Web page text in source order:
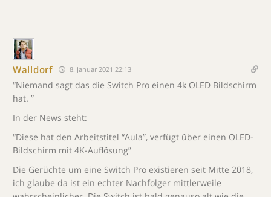
Walldorf 8. Januar 2021 22:13
“Niemand sagt das die Switch Pro einen 4k OLED Bildschirm
hat. ”
In der News steht:
“Diese hat den Arbeitstitel “Aula”, verfügt über einen OLED-
Bildschirm mit 4K-Auflösung”
Die Gerüchte um eine Switch Pro existieren seit Mitte 2018,
ich glaube da ist ein echter Nachfolger mittlerweile